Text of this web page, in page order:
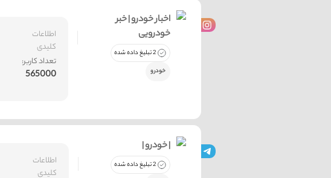
اطلاعات
کلیدی
تعداد کاربر:
565000
اخبار خودرو | خبر
خودرویی
2 تبلیغ داده شده
خودرو
اطلاعات
کلیدی
| خودرو |
2 تبلیغ داده شده